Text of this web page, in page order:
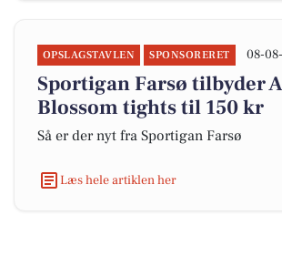
OPSLAGSTAVLEN SPONSORERET 08-
Sportigan Farsø tilbyder
Blossom tights til 150 kr
Så er der nyt fra Sportigan Farsø
Læs hele artiklen her